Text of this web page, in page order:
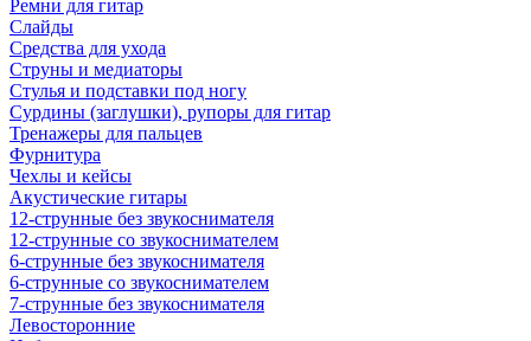
Ремни для гитар
Слайды
Средства для ухода
Струны и медиаторы
Стулья и подставки под ногу
Сурдины (заглушки), рупоры для гитар
Тренажеры для пальцев
Фурнитура
Чехлы и кейсы
Акустические гитары
12-струнные без звукоснимателя
12-струнные со звукоснимателем
6-струнные без звукоснимателя
6-струнные со звукоснимателем
7-струнные без звукоснимателя
Левосторонние